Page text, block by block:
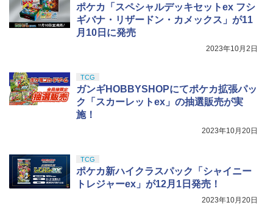
ポケカ「スペシャルデッキセットex フシ
ギバナ・リザードン・カメックス」が11
月10日に発売
2023年10月2日
TCG
ガンギHOBBYSHOPにてポケカ拡張パッ
ク「スカーレットex」の抽選販売が実
施！
2023年10月20日
TCG
ポケカ新ハイクラスパック「シャイニー
トレジャーex」が12月1日発売！
2023年10月20日